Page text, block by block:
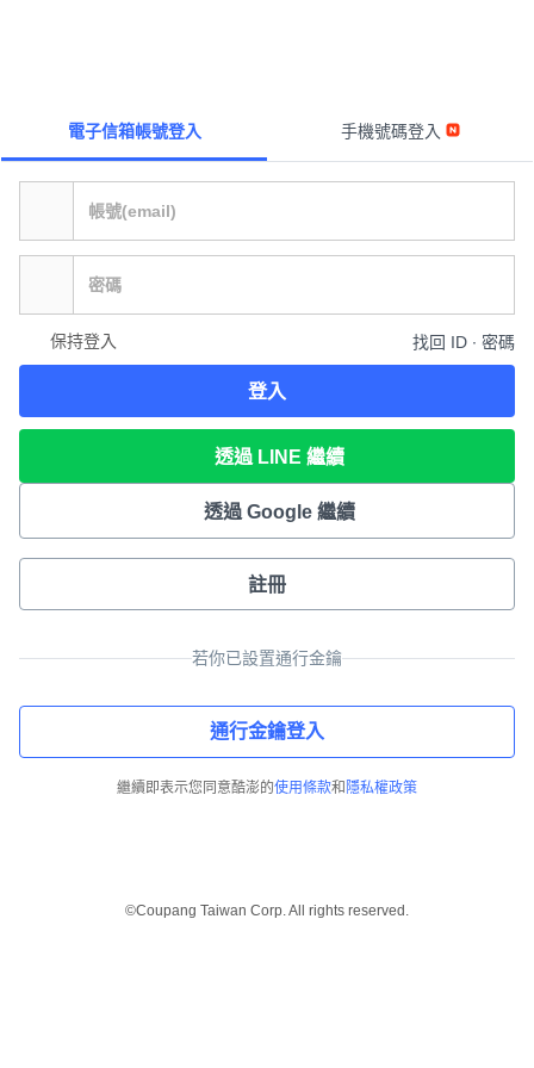
電子信箱帳號登入 手機號碼登入
保持登入 找回 ID ∙ 密碼
登入
透過 LINE 繼續
透過 Google 繼續
註冊
若你已設置通行金鑰
通行金鑰登入
繼續即表示您同意酷澎的使用條款和 隱私權政策
©Coupang Taiwan Corp. All rights reserved.